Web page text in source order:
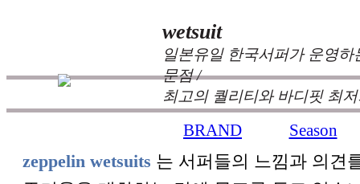
wetsuit
일본유일 한국서퍼가 운영
문점 /
최고의 퀄리티와 바디핏 최
BRAND Season
zeppelin wetsuits 는 서퍼들의 느낌과 의견